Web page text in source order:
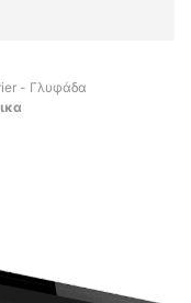
- Γλυφάδα